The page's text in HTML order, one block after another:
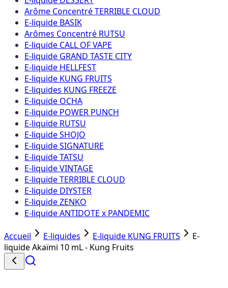
Arôme Concentré TERRIBLE CLOUD
E-liquide BASIK
Arômes Concentré RUTSU
E-liquide CALL OF VAPE
E-liquide GRAND TASTE CITY
E-liquide HELLFEST
E-liquide KUNG FRUITS
E-liquides KUNG FREEZE
E-liquide OCHA
E-liquide POWER PUNCH
E-liquide RUTSU
E-liquide SHOJO
E-liquide SIGNATURE
E-liquide TATSU
E-liquide VINTAGE
E-liquide TERRIBLE CLOUD
E-liquide DIYSTER
E-liquide ZENKO
E-liquide ANTIDOTE x PANDEMIC
Accueil E-liquides E-liquide KUNG FRUITS
E-
liquide Akaïmi 10 mL - Kung Fruits